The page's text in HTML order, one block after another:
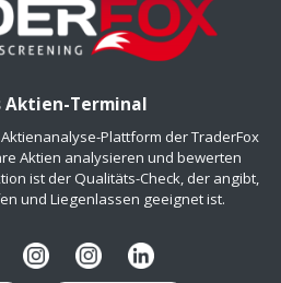
Aktien-Terminal
Plattform der TraderFox
Aktien analysieren und bewerten
ist der Qualitäts-Check, der angibt,
und Liegenlassen geeignet ist.